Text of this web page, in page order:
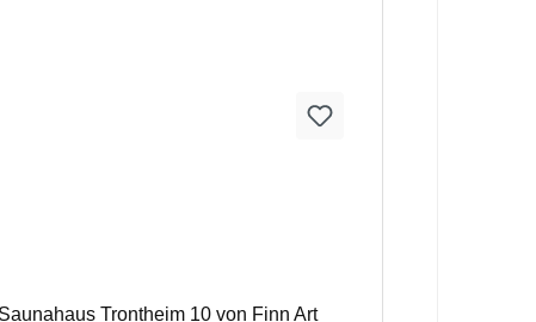
Trontheim 10 von Finn Art